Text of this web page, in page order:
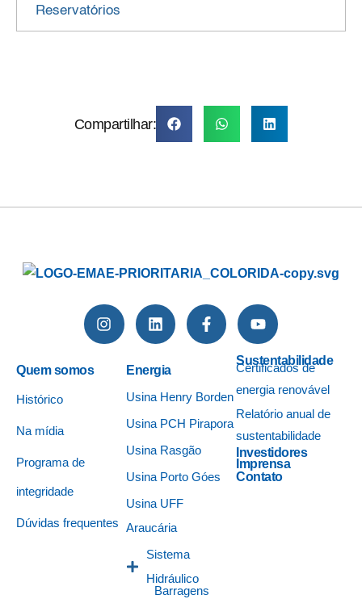
Reservatórios
Compartilhar:
Quem somos
Histórico
Na mídia
Programa de
integridade
Dúvidas frequentes
Energia
Usina Henry Borden
Usina PCH Pirapora
Usina Rasgão
Usina Porto Góes
Usina UFF
Araucária
Sistema
Hidráulico
Barragens
Sustentabilidade
Certificados de
energia renovável
Relatório anual de
sustentabilidade
Investidores
Imprensa
Contato